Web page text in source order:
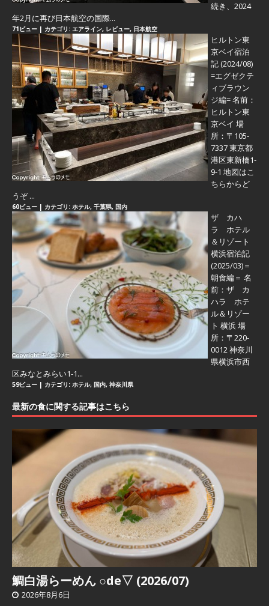
続き、2024
年2月に再び日本航空の国際...
71ビュー | カテゴリ: エアライン, レビュー, 日本航空
ヒルトン東
京ベイ宿泊
記 (2024/08)
=エグゼクテ
ィブラウン
ジ編=名前：
ヒルトン東
京ベイ 場
所：〒105-
7337 東京都
港区東新橋1-
9-1 地図はこ
ちらからど
うぞ ...
60ビュー | カテゴリ: ホテル, 千葉県, 国内
ザ カハ
ラ ホテル
＆リゾート
横浜宿泊記
(2025/03)＝
朝食編＝ 名
前：ザ カ
ハラ ホテ
ル＆リゾー
ト 横浜 場
所：〒220-
0012 神奈川
県横浜市西
区みなとみらい1-1...
59ビュー | カテゴリ: ホテル, 国内, 神奈川県
最新の食に関する記事はこちら
鯛白湯らーめん ○de▽ (2026/07)
2026年8月6日